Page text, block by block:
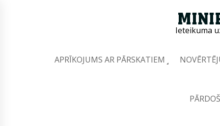
Ieteikuma
APRĪKOJUMS AR PĀRSKATIEM